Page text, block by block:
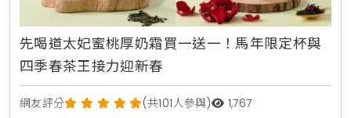
先喝道太妃蜜桃厚奶霜買一送一！馬年限定杯與
四季春茶王接力迎新春
網友評分 (共101人參與) 1,767